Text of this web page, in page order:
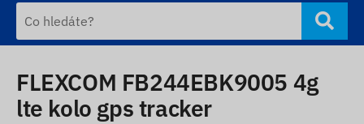
FLEXCOM FB244EBK9005 4g
lte kolo gps tracker